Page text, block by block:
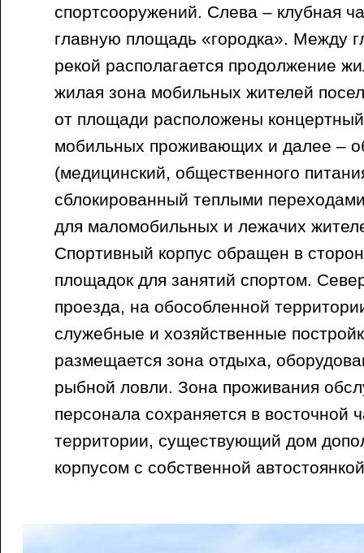
спортсооружений. Слева – клубная
главную площадь «городка». Между
рекой располагается продолжение
жилая зона мобильных жителей
от площади расположены
мобильных проживающих и далее –
(медицинский, общественного
сблокированный теплыми
для маломобильных и лежачих
Спортивный корпус обращен в
площадок для занятий спортом.
проезда, на обособленной
служебные и хозяйственные
размещается зона отдыха,
рыбной ловли. Зона проживания
персонала сохраняется в восточной
территории, существующий дом
корпусом с собственной